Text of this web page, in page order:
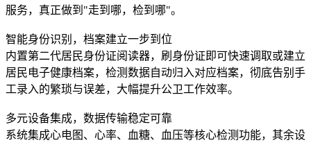
服务，真正做到"走到哪，检到哪"。
智能身份识别，档案建立一步到位
内置第二代居民身份证阅读器，刷身份证即可快速调取或建立
居民电子健康档案，检测数据自动归入对应档案，彻底告别手
工录入的繁琐与误差，大幅提升公卫工作效率。
多元设备集成，数据传输稳定可靠
系统集成心电图、心率、血糖、血压等核心检测功能，其余设